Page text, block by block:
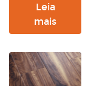
Leia
mais